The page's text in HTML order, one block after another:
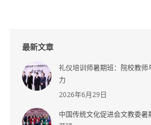
最新文章
礼仪培训师暑期班：院校教师
力
2026年6月29日
中国传统文化促进会文教委暑